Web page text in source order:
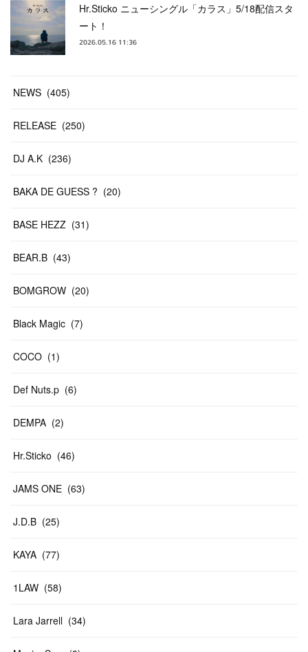
Hr.Sticko ニューシングル「カラス」5/18配信スタ
ート！
2026.05.16 11:36
NEWS (405)
RELEASE (250)
DJ A.K (236)
BAKA DE GUESS ? (20)
BASE HEZZ (31)
BEAR.B (43)
BOMGROW (20)
Black Magic (7)
COCO (1)
Def Nuts.p (6)
DEMPA (2)
Hr.Sticko (46)
JAMS ONE (63)
J.D.B (25)
KAYA (77)
1LAW (58)
Lara Jarrell (34)